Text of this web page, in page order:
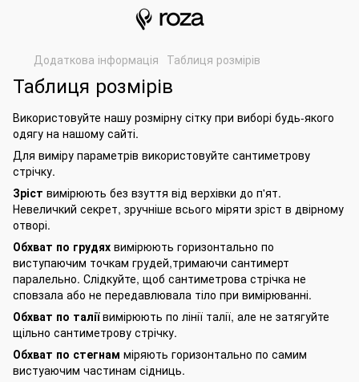
Додаткова інформація Таблиця розмірів
Таблиця розмірів
Використовуйте нашу розмірну сітку при виборі будь-якого
одягу на нашому сайті.
Для виміру параметрів використовуйте сантиметрову
стрічку.
Зріст вимірюють без взуття від верхівки до п'ят.
Невеличкий секрет, зручніше всього міряти зріст в двірному
отворі.
Обхват по грудях вимірюють горизонтально по
виступаючим точкам грудей,тримаючи сантимерт
паралельно. Слідкуйте, щоб сантиметрова стрічка не
сповзала або не передавлювала тіло при вимірюванні.
Обхват по таліївимірюють по лінії талії, але не затягуйте
щільно сантиметрову стрічку.
Обхват по стегнам міряють горизонтально по самим
вистуаючим частинам сідниць.